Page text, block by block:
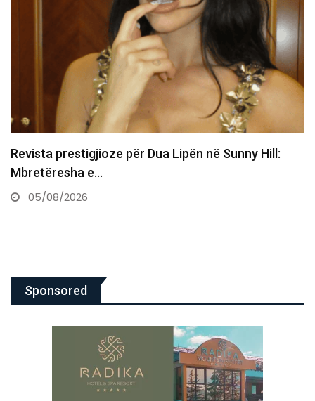
Katy Perry nga Sunny Hill shkon në Kotor me
Turedaun,…
05/08/2026
Sponsored